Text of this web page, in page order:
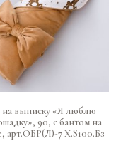
выписку «Я люблю
90, с бантом на
арт.ОБР(Л)-7 Х.S100.Бз